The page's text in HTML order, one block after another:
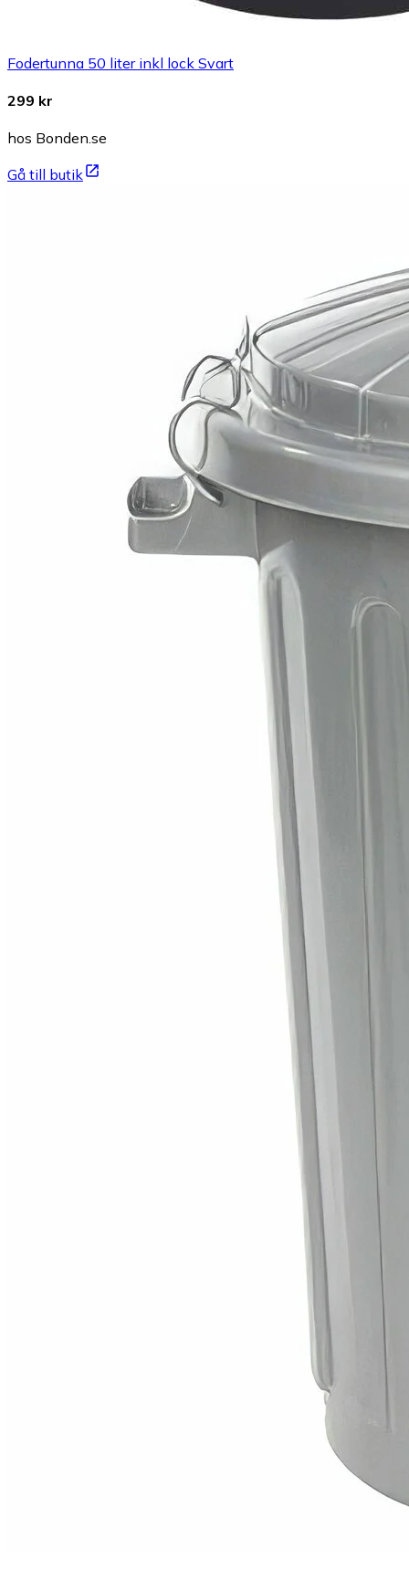
Fodertunna 50 liter inkl lock Svart
299 kr
hos Bonden.se
Gå till butik